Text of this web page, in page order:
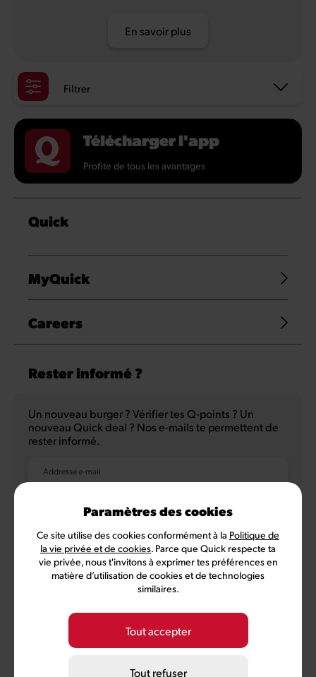
En savoir plus
Filtrer
Télécharger l'app
Profite de tous les avantages
Quick
MyQuick
Careers
Rester informé ?
Un nouveau burger ? Vérifier tes Q-points ? Un
nouveau Quick deal ? Nos e-mails te permettent de
rester informé.
Addresse e-mail
NL
Conditions MyQuick
Préférences des cookies
Quick, membre de Comeos et Bemora
Paramètres des cookies
Ce site utilise des cookies conformément à la Politique de
la vie privée et de cookies. Parce que Quick respecte ta
vie privée, nous t'invitons à exprimer tes préférences en
matière d’utilisation de cookies et de technologies
similaires.
Tout accepter
Tout refuser